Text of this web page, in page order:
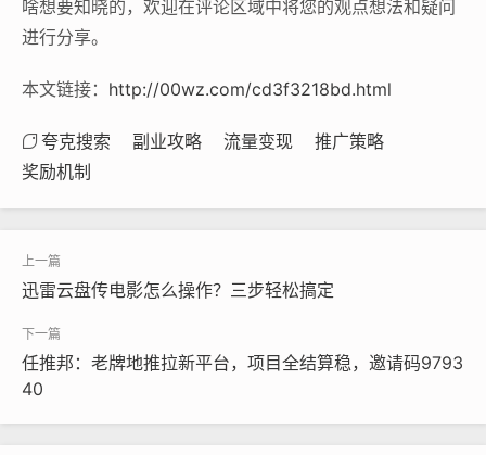
啥想要知晓的，欢迎在评论区域中将您的观点想法和疑问
进行分享。
本文链接： http://00wz.com/cd3f3218bd.html
夸克搜索 副业攻略 流量变现
推广策略
奖励机制
迅雷云盘传电影怎么操作？三步轻松搞定
任推邦：老牌地推拉新平台，项目全结算稳，邀请码9793
40